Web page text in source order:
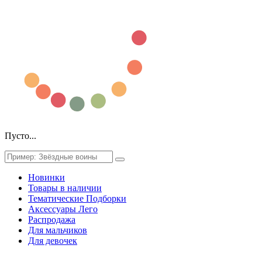
Пусто...
Новинки
Товары в наличии
Тематические Подборки
Аксессуары Лего
Распродажа
Для мальчиков
Для девочек